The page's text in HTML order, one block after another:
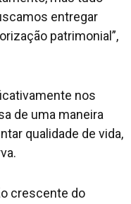
entregar
patrimonial”,
nos
de uma maneira
qualidade de vida,
crescente do